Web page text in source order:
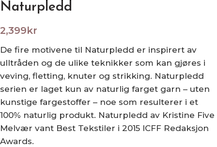
Naturpledd
2,399kr
De fire motivene til Naturpledd er inspirert av
ulltråden og de ulike teknikker som kan gjøres i
veving, fletting, knuter og strikking. Naturpledd
serien er laget kun av naturlig farget garn – uten
kunstige fargestoffer – noe som resulterer i et
100% naturlig produkt. Naturpledd av Kristine Five
Melvær vant Best Tekstiler i 2015 ICFF Redaksjon
Awards.